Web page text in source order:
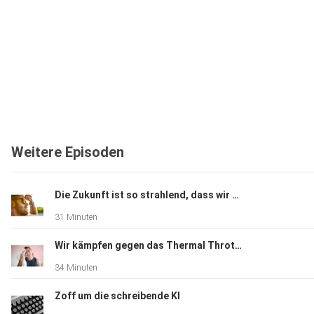
Weitere Episoden
Die Zukunft ist so strahlend, dass wir die Sonnenbrille aufsetzen müssen
31 Minuten
Wir kämpfen gegen das Thermal Throttling im Hirn
34 Minuten
Zoff um die schreibende KI